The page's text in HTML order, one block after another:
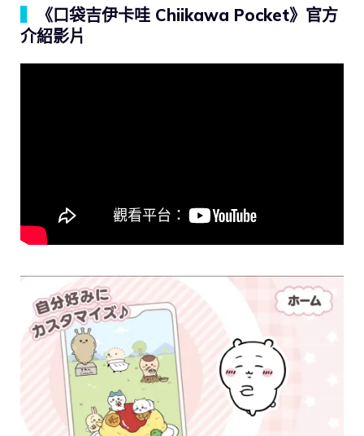
《口袋吉伊卡哇 Chiikawa Pocket》官方
介紹影片